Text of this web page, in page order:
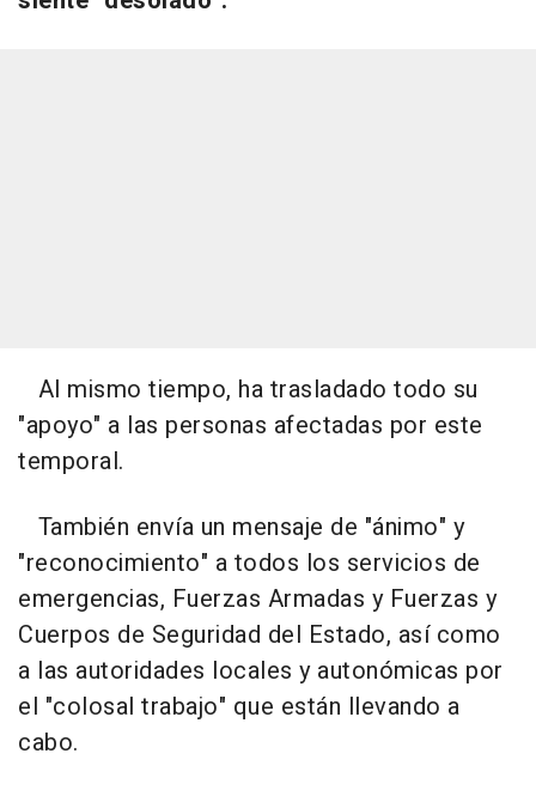
Al mismo tiempo, ha trasladado todo su
"apoyo" a las personas afectadas por este
temporal.
También envía un mensaje de "ánimo" y
"reconocimiento" a todos los servicios de
emergencias, Fuerzas Armadas y Fuerzas y
Cuerpos de Seguridad del Estado, así como
a las autoridades locales y autonómicas por
el "colosal trabajo" que están llevando a
cabo.